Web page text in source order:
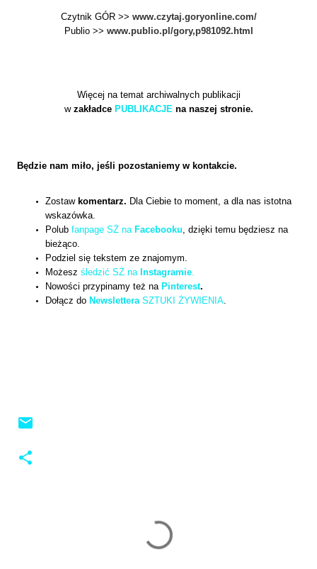
Czytnik GÓR >> www.czytaj.goryonline.com/
Publio >> www.publio.pl/gory,p981092.html
Więcej na temat archiwalnych publikacji
w zakładce PUBLIKACJEna naszej stronie.
Będzie nam miło, jeśli pozostaniemy w kontakcie.
Zostaw komentarz. Dla Ciebie to moment, a dla nas istotna
wskazówka.
Polub fanpage SŻ na Facebooku, dzięki temu będziesz na
bieżąco.
Podziel się tekstem ze znajomym.
Możesz śledzić SŻ na Instagramie.
Nowości przypinamy też na Pinterest.
Dołącz do NewsletteraSZTUKI ŻYWIENIA.